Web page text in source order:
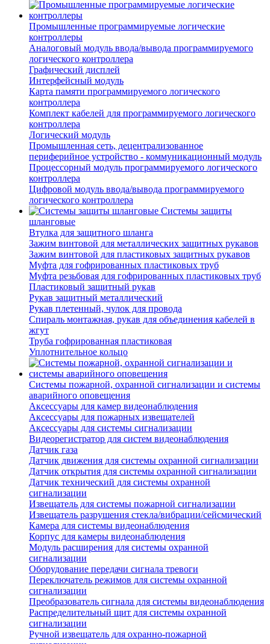
Промышленные программируемые логические
контроллеры
Аналоговый модуль ввода/вывода программируемого
логического контроллера
Графический дисплей
Интерфейсный модуль
Карта памяти программируемого логического
контроллера
Комплект кабелей для программируемого логического
контроллера
Логический модуль
Промышленная сеть, децентрализованное
периферийное устройство - коммуникационный модуль
Процессорный модуль программируемого логического
контроллера
Цифровой модуль ввода/вывода программируемого
логического контроллера
Системы защиты
шланговые
Втулка для защитного шланга
Зажим винтовой для металлических защитных рукавов
Зажим винтовой для пластиковых защитных рукавов
Муфта для гофрированных пластиковых труб
Муфта резьбовая для гофрированных пластиковых труб
Пластиковый защитный рукав
Рукав защитный металлический
Рукав плетенный, чулок для провода
Спираль монтажная, рукав для объединения кабелей в
жгут
Труба гофрированная пластиковая
Уплотнительное кольцо
Системы пожарной, охранной сигнализации и системы
аварийного оповещения
Аксессуары для камер видеонаблюдения
Аксессуары для пожарных извещателей
Аксессуары для системы сигнализации
Видеорегистратор для систем видеонаблюдения
Датчик газа
Датчик движения для системы охранной сигнализации
Датчик открытия для системы охранной сигнализации
Датчик технический для системы охранной
сигнализации
Извещатель для системы пожарной сигнализации
Извещатель разрушения стекла/вибрации/сейсмический
Камера для системы видеонаблюдения
Корпус для камеры видеонаблюдения
Модуль расширения для системы охранной
сигнализации
Оборудование передачи сигнала тревоги
Переключатель режимов для системы охранной
сигнализации
Преобразователь сигнала для системы видеонаблюдения
Распределительный щит для системы охранной
сигнализации
Ручной извещатель для охранно-пожарной